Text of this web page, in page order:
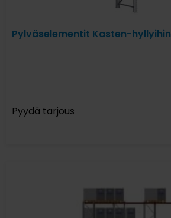
Pylväselementit Kasten-hyllyihin
Pyydä tarjous